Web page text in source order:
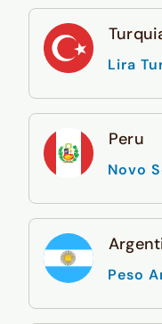
Lira
Peru
Novo
Peso